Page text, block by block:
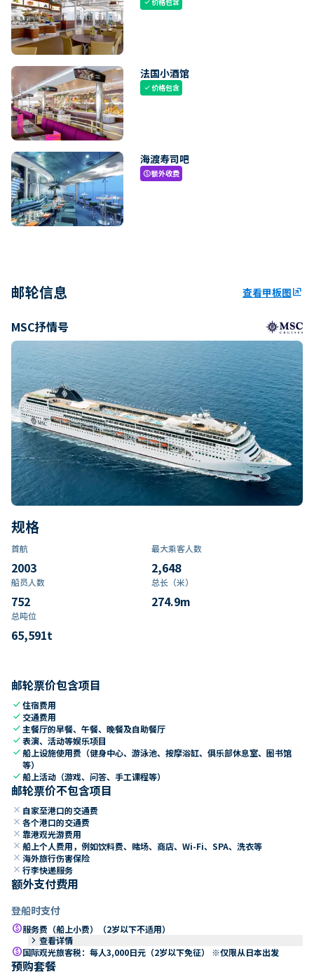
check
法国小酒馆
check价格包含
海渡寿司吧
paid额外收费
邮轮信息 查看甲板图ungroup
MSC抒情号
规格
首航
2003
最大乘客人数
2,648
船员人数
752
总长（米）
274.9m
总吨位
65,591t
邮轮票价包含项目
check住宿费用
check 交通费用
check 主餐厅的早餐、午餐、晚餐及自助餐厅
check表演、活动等娱乐项目
check船上设施使用费（健身中心、游泳池、按摩浴缸、俱乐部休息室、图书馆
等）
check船上活动（游戏、问答、手工课程等）
邮轮票价不包含项目
close 自家至港口的交通费
close 各个港口的交通费
close 靠港观光游费用
close 船上个人费用，例如饮料费、赌场、商店、Wi-Fi、SPA、洗衣等
close 海外旅行伤害保险
close 行李快递服务
额外支付费用
登船时支付
paid服务费（船上小费）（2岁以下不适用）
keyboard_arrow_right 查看详情
paid国际观光旅客税：每人3,000日元（2岁以下免征） ※仅限从日本出发
预购套餐